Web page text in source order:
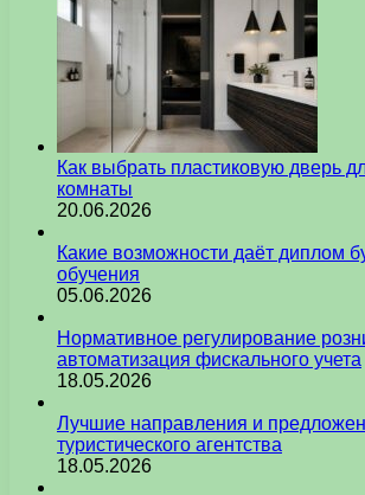
Как выбрать пластиковую дверь
комнаты
20.06.2026
Какие возможности даёт диплом
обучения
05.06.2026
Нормативное регулирование
автоматизация фискального учета
18.05.2026
Лучшие направления и
туристического агентства
18.05.2026